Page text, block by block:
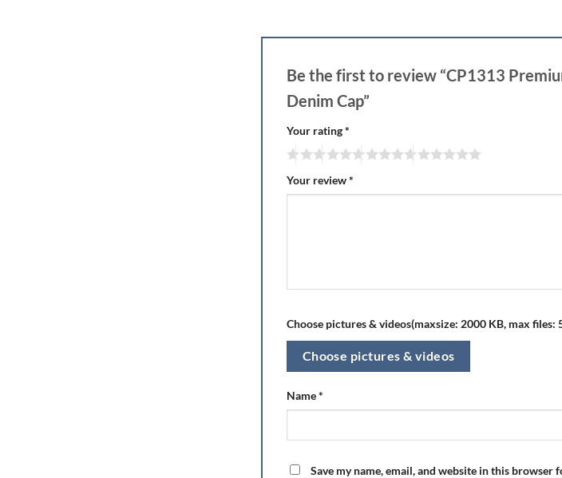
Be the first to review “CP1313
Denim Cap”
Your rating*
Your review*
Choose pictures & videos(maxsize: 2000 KB, max files:
Choose pictures & videos
Name*
Save my name, email, and website in this browser